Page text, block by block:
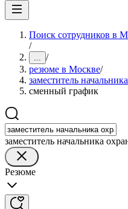
Поиск сотрудников в
/
... /
резюме в Москве/
заместитель
сменный график
заместитель начальника
Резюме